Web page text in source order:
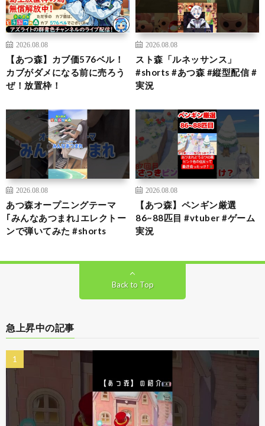
2026.08.08
【あつ森】カブ価576ベル！
カブがダメになる前に売ろう
ぜ！放置枠！
2026.08.08
スト森「ルネッサンス」
#shorts #あつ森 #縦型配信 #
実況
2026.08.08
あつ森オープニングテーマ
｢みんなあつまれ｣エレクトー
ンで弾いてみた #shorts
2026.08.08
【あつ森】ペンギン厳選
86~88匹目 #vtuber #ゲーム
実況
Back to Top
急上昇中の記事